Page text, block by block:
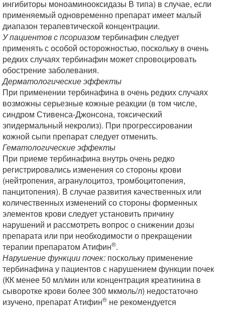
ингибиторы моноаминооксидазы В типа) в случае, если
применяемый одновременно препарат имеет малый
диапазон терапевтической концентрации.
У пациентов с псориазомтербинафин следует
применять с особой осторожностью, поскольку в очень
редких случаях тербинафин может спровоцировать
обострение заболевания.
Дерматологические эффекты
При применении тербинафина в очень редких случаях
возможны серьезные кожные реакции (в том числе,
синдром Стивенса-Джонсона, токсический
эпидермальный некролиз). При прогрессировании
кожной сыпи препарат следует отменить.
Гематологические эффекты
При приеме тербинафина внутрь очень редко
регистрировались изменения со стороны крови
(нейтропения, агранулоцитоз, тромбоцитопения,
панцитопения). В случае развития качественных или
количественных изменений со стороны форменных
элементов крови следует установить причину
нарушений и рассмотреть вопрос о снижении дозы
препарата или при необходимости о прекращении
терапии препаратом Атифин®.
Нарушение функции почек: поскольку применение
тербинафина у пациентов с нарушением функции почек
(КК менее 50 мл/мин или концентрация креатинина в
сыворотке крови более 300 мкмоль/л) недостаточно
изучено, препарат Атифин® не рекомендуется